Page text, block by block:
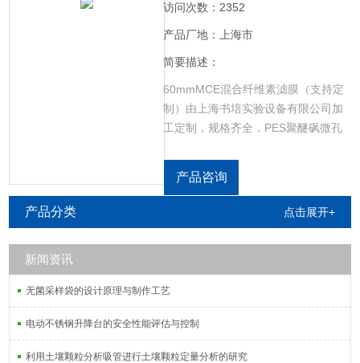
访问次数：2352
产品厂地：上海市
简要描述：
60mmMCE混合纤维素滤膜（支持定
制）由上海书培实验设备有限公司加
工定制，规格齐全，PES聚醚砜微孔
维素微孔滤膜，PP聚丙烯微孔滤膜，
PTFE聚四氟乙烯微孔滤膜，PVC过氯
膜，GF超细玻璃纤维微孔滤膜，RCE
产品咨询
产品分类 点击展开+
新闻资讯
无菌采样袋的设计原理与制作工艺
电动不锈钢升降台的安全性能评估与控制
利用土壤颗粒分析吸管进行土壤颗粒定量分析的研究